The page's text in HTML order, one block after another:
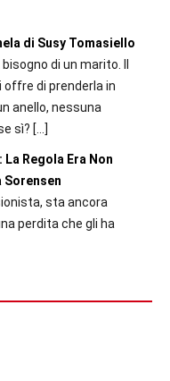
di Susy Tomasiello
di un marito. Il
di prenderla in
anello, nessuna
sì? […]
Regola Era Non
Sorensen
sta ancora
perdita che gli ha